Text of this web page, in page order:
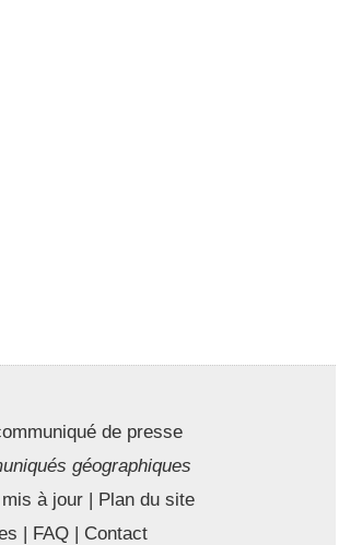
de presse
géographiques
à jour | Plan du site
| FAQ | Contact